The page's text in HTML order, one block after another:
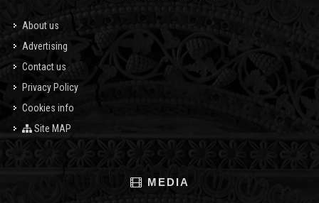
About us
Advertising
Contact us
Privacy Policy
Cookies info
Site MAP
MEDIA